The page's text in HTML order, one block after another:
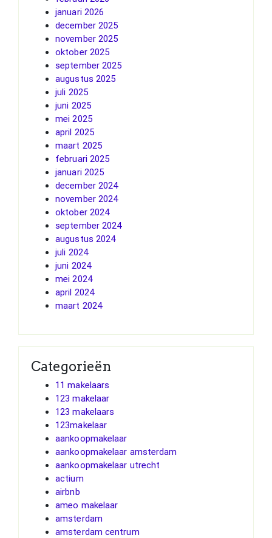
januari 2026
december 2025
november 2025
oktober 2025
september 2025
augustus 2025
juli 2025
juni 2025
mei 2025
april 2025
maart 2025
februari 2025
januari 2025
december 2024
november 2024
oktober 2024
september 2024
augustus 2024
juli 2024
juni 2024
mei 2024
april 2024
maart 2024
Categorieën
11 makelaars
123 makelaar
123 makelaars
123makelaar
aankoopmakelaar
aankoopmakelaar amsterdam
aankoopmakelaar utrecht
actium
airbnb
ameo makelaar
amsterdam
amsterdam centrum